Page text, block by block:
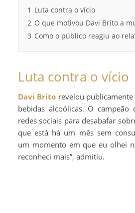
1 Luta contra o vício
2 O que motivou Davi Brito a
3 Como o público reagiu ao
Luta contra o vício
Davi Brito revelou
bebidas alcoólicas. O campeão
redes sociais para desabafar
que está há um mês sem
um momento em que eu olhei
reconheci mais”, admitiu.